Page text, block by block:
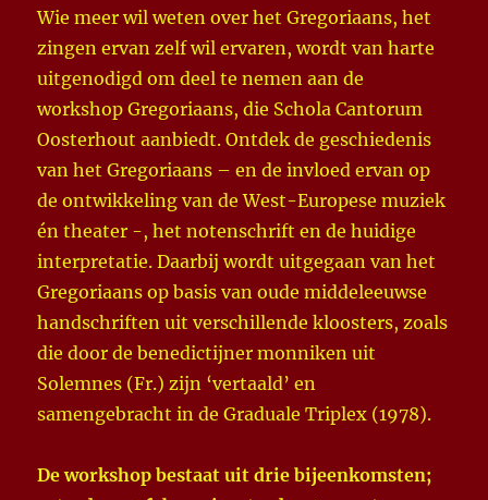
Wie meer wil weten over het Gregoriaans, het
zingen ervan zelf wil ervaren, wordt van harte
uitgenodigd om deel te nemen aan de
workshop Gregoriaans, die Schola Cantorum
Oosterhout aanbiedt. Ontdek de geschiedenis
van het Gregoriaans – en de invloed ervan op
de ontwikkeling van de West-Europese muziek
én theater -, het notenschrift en de huidige
interpretatie. Daarbij wordt uitgegaan van het
Gregoriaans op basis van oude middeleeuwse
handschriften uit verschillende kloosters, zoals
die door de benedictijner monniken uit
Solemnes (Fr.) zijn ‘vertaald’ en
samengebracht in de Graduale Triplex (1978).
De workshop bestaat uit drie bijeenkomsten;